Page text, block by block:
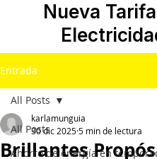
Nueva
Entrada
All Posts
Ahorro de energía en
All Posts
Brillantes
karlamunguia
30 dic 20255 min de lectura